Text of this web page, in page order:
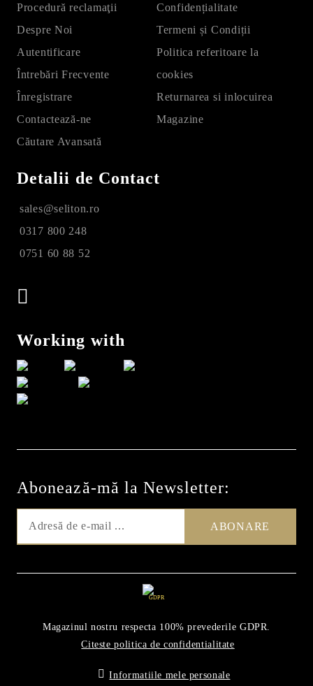
Procedură reclamaţii
Despre Noi
Autentificare
Întrebări Frecvente
Înregistrare
Contactează-ne
Căutare Avansată
Confidențialitate
Termeni și Condiții
Politica referitoare la
cookies
Returnarea si inlocuirea
Magazine
Detalii de Contact
sales@seliton.ro
0317 800 248
0751 60 88 52
Working with
Abonează-mă la Newsletter:
GDPR
Magazinul nostru respecta 100% prevederile GDPR.
Citeste politica de confidentialitate
Informatiile mele personale